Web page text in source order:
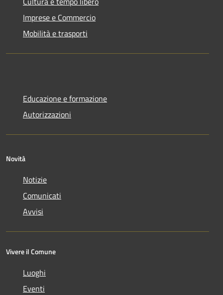
Imprese e Commercio
Mobilità e trasporti
Educazione e formazione
Autorizzazioni
Novità
Notizie
Comunicati
Avvisi
Vivere il Comune
Luoghi
Eventi